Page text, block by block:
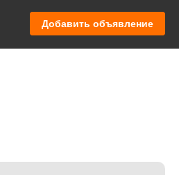
Добавить объявление